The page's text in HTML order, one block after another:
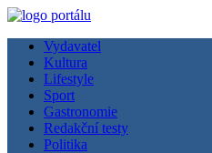
Vydavatel
Kultura
Lifestyle
Sport
Gastronomie
Redakční testy
Politika